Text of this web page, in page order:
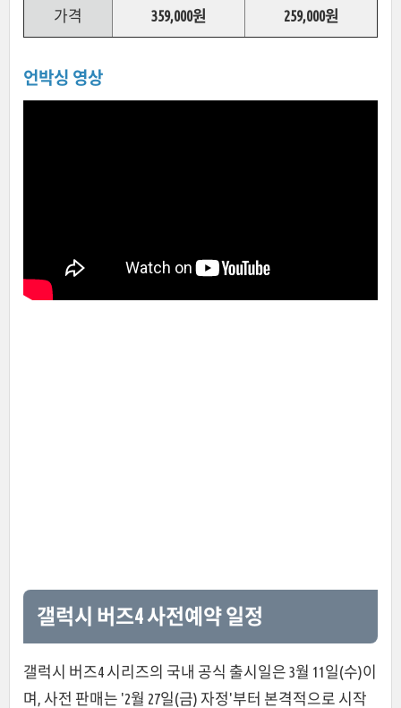
가격 359,000원 259,000원
언박싱 영상
갤럭시 버즈4 사전예약 일정
갤럭시 버즈4 시리즈의 국내 공식 출시일은 3월 11일(수)이
며, 사전 판매는 '2월 27일(금) 자정'부터 본격적으로 시작